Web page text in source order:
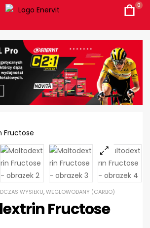
0
WYSIŁKU,WEGLOWODANY (CARBO)
Fructose